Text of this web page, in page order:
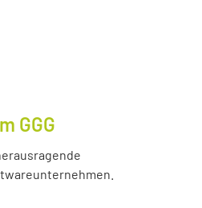
GGG